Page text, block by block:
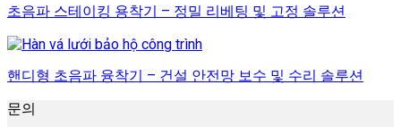
초음파 스테이킹 용착기 – 정밀 리베팅 및 고정 솔루션
핸디형 초음파 융착기 – 건설 안전망 보수 및 수리 솔루션
문의